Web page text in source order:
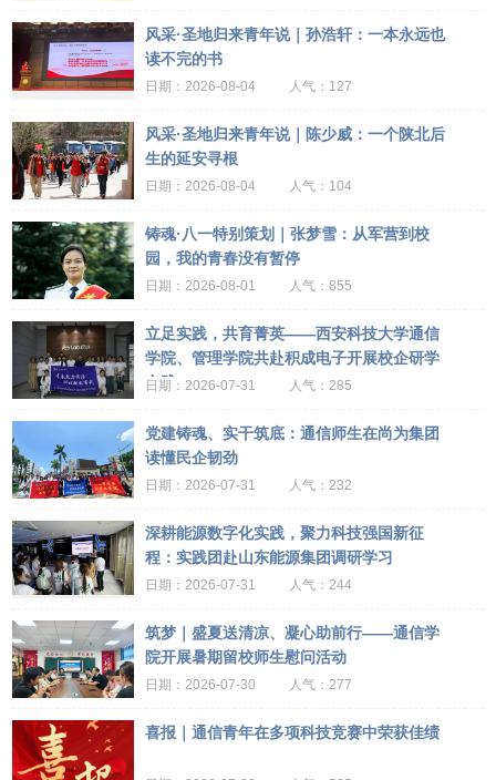
风采·圣地归来青年说｜孙浩轩：一本永远也
读不完的书
2026-08-04 127
风采·圣地归来青年说｜陈少威：一个陕北后
生的延安寻根
2026-08-04 104
铸魂·八一特别策划｜张梦雪：从军营到校
园，我的青春没有暂停
2026-08-01 855
立足实践，共育菁英——西安科技大学通信
学院、管理学院共赴积成电子开展校企研学
实践
2026-07-31 285
党建铸魂、实干筑底：通信师生在尚为集团
读懂民企韧劲
2026-07-31 232
深耕能源数字化实践，聚力科技强国新征
程：实践团赴山东能源集团调研学习
2026-07-31 244
筑梦｜盛夏送清凉、凝心助前行——通信学
院开展暑期留校师生慰问活动
2026-07-30 277
喜报｜通信青年在多项科技竞赛中荣获佳绩